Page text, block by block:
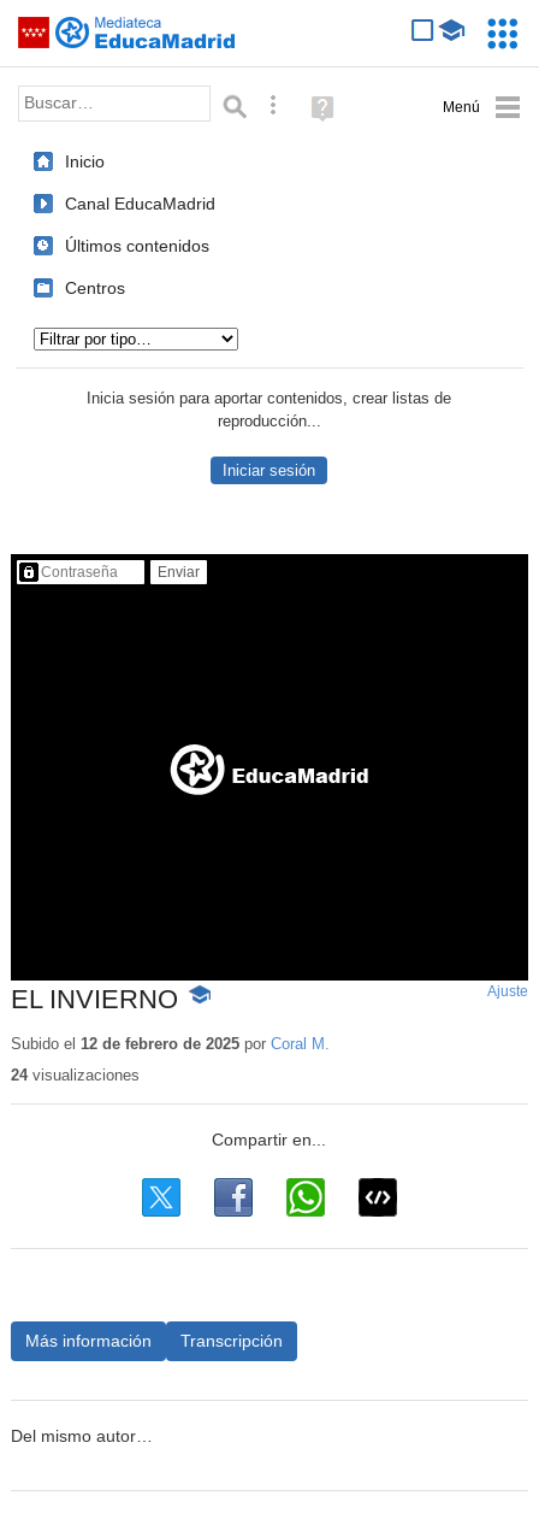
Saltar navegación
Palabra o frase: Búsqueda avanzada
Ayuda
(en
Inicio
Canal EducaMadrid
Últimos contenidos
Centros
Inicia sesión para aportar contenidos, crear listas de
reproducción...
Iniciar sesión
Contenido protegido…
EL INVIERNO
-
educativo
Ajuste
Subido el 12 de febrero de 2025por Coral M.
24visualizaciones
Más información Transcripción
Del mismo autor…